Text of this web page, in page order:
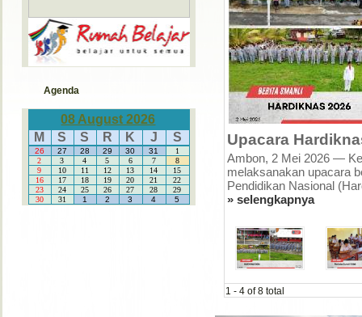
Agenda
08 August 2026
M
S S R K J S
26 27 28 29 30 31
1
2
3 4 5 6 7
8
9
10 11 12 13 14
15
16
17 18 19 20 21
22
23
24 25 26 27 28
29
30
31 1 2 3 4 5
Upacara
Ambon, 2 Mei 2026 —
melaksanakan upacara
Pendidikan Nasional
» selengkapnya
1 -4 of 8 total